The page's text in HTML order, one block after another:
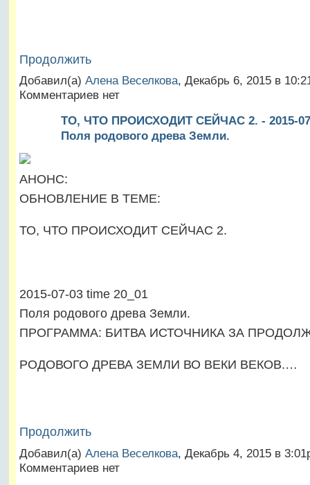
Продолжить
Добавил(а) Алена Веселкова, Декабрь 6, 2015 в
Комментариев нет
ТО, ЧТО ПРОИСХОДИТ СЕЙЧАС 2. - 2015-
Поля родового древа Земли.
АНОНС:
ОБНОВЛЕНИЕ В ТЕМЕ:
ТО, ЧТО ПРОИСХОДИТ СЕЙЧАС 2.
2015-07-03 time 20_01
Поля родового древа Земли.
ПРОГРАММА: БИТВА ИСТОЧНИКА ЗА
РОДОВОГО ДРЕВА ЗЕМЛИ ВО ВЕКИ ВЕКОВ.…
Продолжить
Добавил(а) Алена Веселкова, Декабрь 4, 2015 в
Комментариев нет